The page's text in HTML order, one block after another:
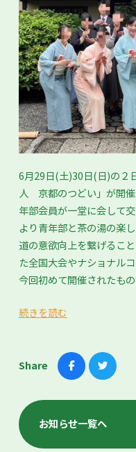
6月29日(土)30日(日)の２
人 京都のつどい」が開
年部会員が一堂に会して
より青年部と茶の湯の楽
道の意欲向上を繋げるこ
た全国大会やナショナル
今回初めて開催されたもの
続きを読む
Share
お知らせ一覧へ